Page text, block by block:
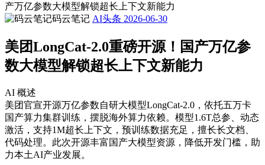
产万亿参数大模型解锁超长上下文新能力
码云笔记 AI头条 2026-06-30
美团LongCat-2.0重磅开源！国产万亿参
数大模型解锁超长上下文新能力
AI 概述
美团官宣开源万亿参数自研大模型LongCat-2.0，依托五万卡
国产算力集群训练，摆脱海外算力依赖。模型1.6T总参、动态
激活，支持1M超长上下文，预训练数据充足，擅长长文档、
代码处理。此次开源丰富国产大模型资源，降低开发门槛，助
力本土AI产业发展。